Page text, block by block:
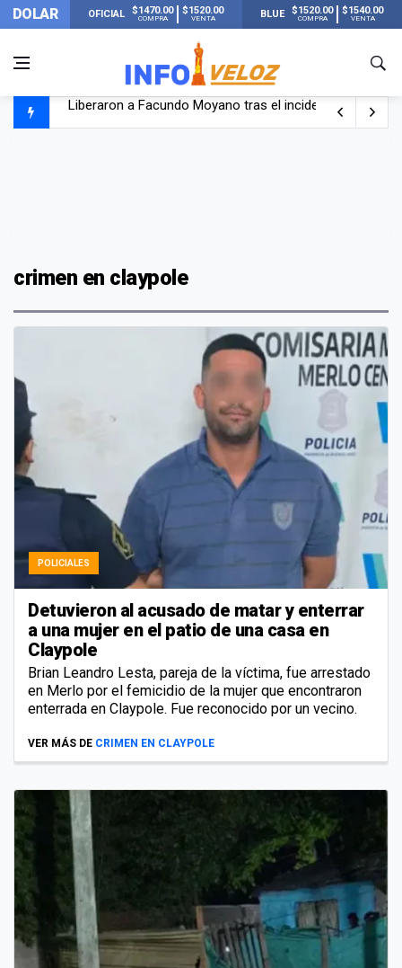
DOLAR OFICIAL $1470.00
COMPRA
$1520.00
VENTA BLUE $1520.00
COMPRA
$1540.00
VENTA
Tensión diplomática: Brasil no enviará a su embajador
crimen en claypole
POLICIALES
Detuvieron al acusado de matar y enterrar
a una mujer en el patio de una casa en
Claypole
Brian Leandro Lesta, pareja de la víctima, fue arrestado
en Merlo por el femicidio de la mujer que encontraron
enterrada en Claypole. Fue reconocido por un vecino.
VER MÁS DE CRIMEN EN CLAYPOLE